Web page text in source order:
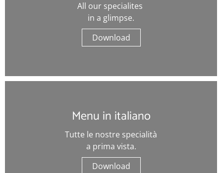
All our specialites
in a glimpse.
Download
Menu in italiano
Tutte le nostre specialità
a prima vista.
Download